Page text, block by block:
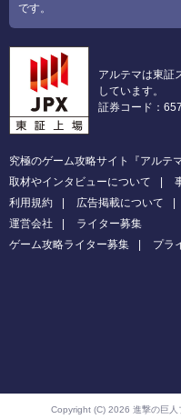
です。
アルテマは東証
しています。
証券コード：
究極のゲーム攻略サイト『アルテマ
取材やインタビューについて
利用規約
広告掲載について
運営会社
ライター募集
ゲーム攻略ライター募集
プラ
Copyright (C) 2026 進撃の巨人